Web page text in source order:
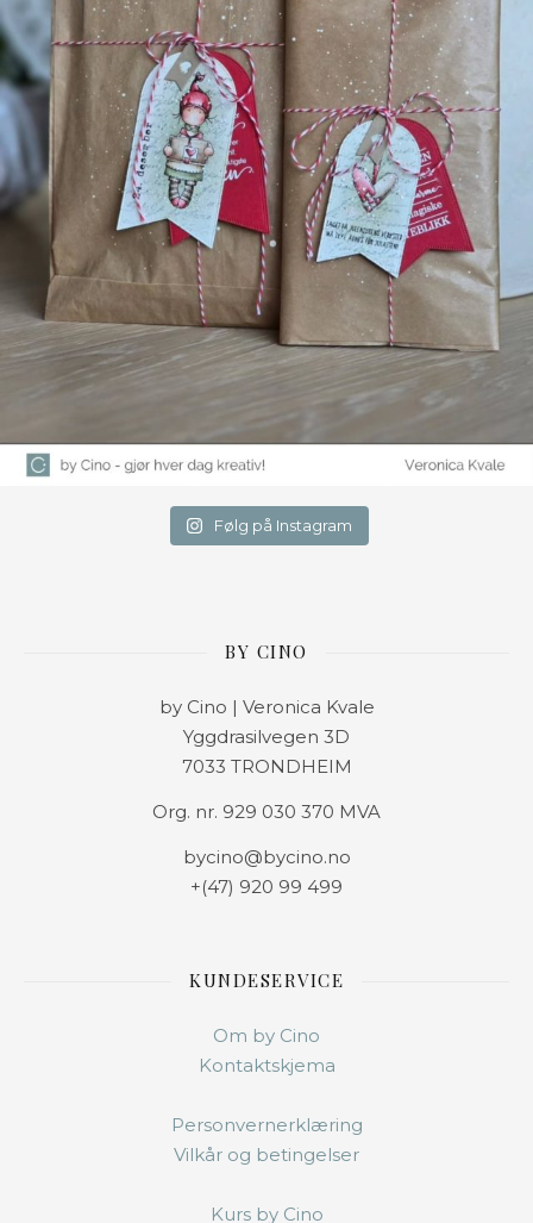
Følg på Instagram
BY CINO
by Cino | Veronica Kvale
Yggdrasilvegen 3D
7033 TRONDHEIM
Org. nr. 929 030 370 MVA
bycino@bycino.no
+(47) 920 99 499
KUNDESERVICE
Om by Cino
Kontaktskjema
Personvernerklæring
Vilkår og betingelser
Kurs by Cino